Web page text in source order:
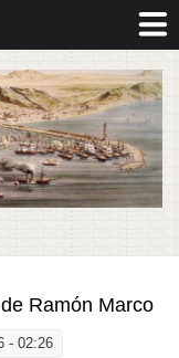
Ramón Marco
- 02:26